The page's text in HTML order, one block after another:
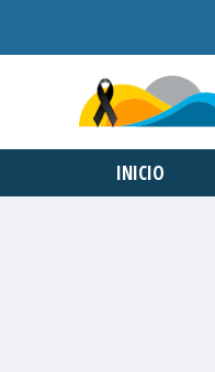
INICIO